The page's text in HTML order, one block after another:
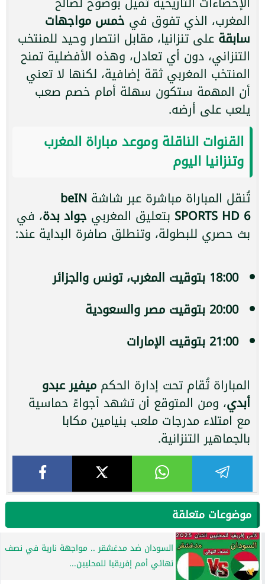
المغرب، الذي تفوق في خمس مواجهات
سابقة على تنزانيا، مقابل انتصار وحيد للمنتخب
التنزاني، دون أي تعادل، وهذه الأفضلية تمنح
المنتخب المغربي ثقة إضافية، لكنها لا تعني
أن المهمة ستكون سهلة أمام خصم صعب
يلعب على أرضه.
القنوات الناقلة وموعد مباراة المغرب
وتنزانيا اليوم
تُنقل المباراة مباشرة عبر شاشة beIN
SPORTS HD 6 بتعليق المغربي جواد بدة، في
بث حصري للبطولة، وتنطلق صافرة البداية عند:
18:00 بتوقيت المغرب، تونس والجزائر
20:00 بتوقيت مصر والسعودية
21:00 بتوقيت الإمارات
المباراة تُقام تحت إدارة الحكم ميفير عبدو
أبدي، ومن المتوقع أن تشهد أجواءً حماسية
مع امتلاء مدرجات ملعب بنيامين مكابا
بالجماهير التنزانية.
موضوعات متعلقة
السودان ضد مدغشقر .. مواجهة نارية في نصف
نهائي أمم إفريقيا للمحليين...